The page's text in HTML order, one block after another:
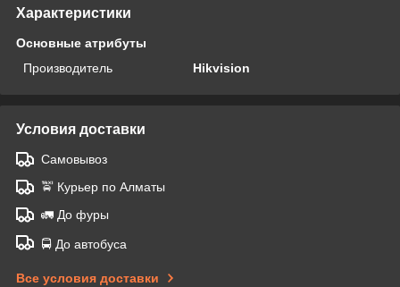
Характеристики
Основные атрибуты
Производитель
Hikvision
Условия доставки
Самовывоз
🚖 Курьер по Алматы
🚛 До фуры
🚍 До автобуса
Все условия доставки